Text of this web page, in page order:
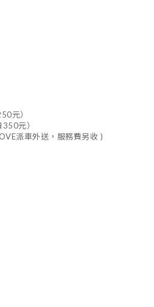
元）
元）
派車外送，服務費另收 )